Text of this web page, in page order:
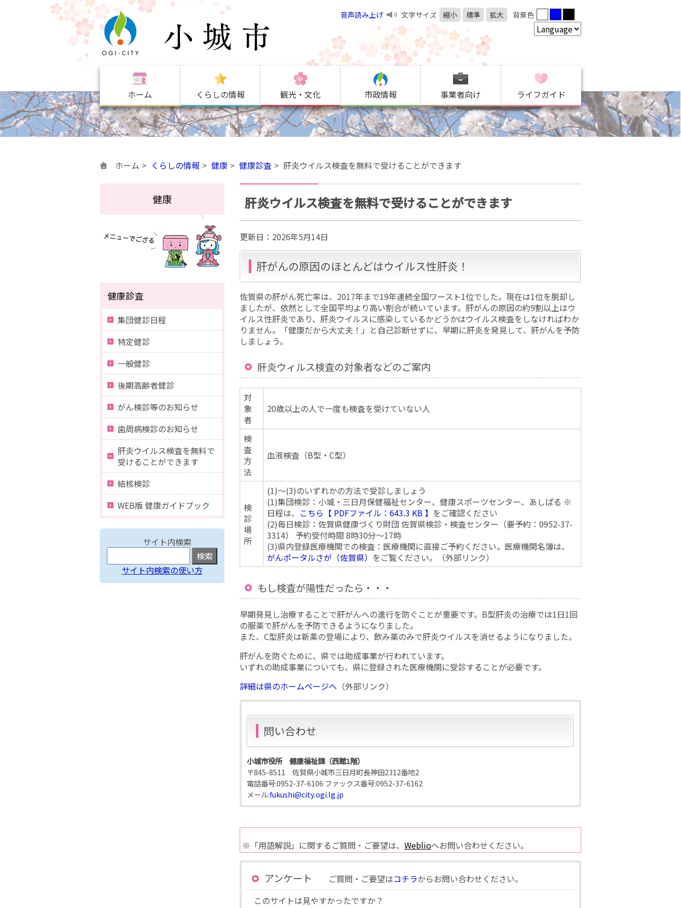
音声読み上げ 文字サイズ 縮小 標準 拡大 背景色
ホーム くらしの情報 観光・文化 市政情報 事業者向け ライフガイド
ホーム くらしの情報 健康 健康診査 肝炎ウイルス検査を無料で受けることができます
肝炎ウイルス検査を無料で受けることができます
更新日： 2026年5月14日
肝がんの原因のほとんどはウイルス性肝炎！
佐賀県の肝がん死亡率は、2017年まで19年連続全国ワースト1位でした。現在は1位を脱却し
ましたが、依然として全国平均より高い割合が続いています。肝がんの原因の約9割以上はウ
イルス性肝炎であり、肝炎ウイルスに感染しているかどうかはウイルス検査をしなければわか
りません。「健康だから大丈夫！」と自己診断せずに、早期に肝炎を発見して、肝がんを予防
しましょう。
肝炎ウィルス検査の対象者などのご案内
対
象
者
20歳以上の人で一度も検査を受けていない人
検
査
方
法
血液検査（B型・C型）
検
診
場
所
(1)〜(3)のいずれかの方法で受診しましょう
(1)集団検診：小城・三日月保健福祉センター、健康スポーツセンター、あしぱる ※
日程は、 こちら【 PDFファイル：643.3 KB 】 をご確認ください
(2)毎日検診：佐賀県健康づくり財団 佐賀県検診・検査センター（要予約：0952-37-
3314） 予約受付時間 8時30分〜17時
(3)県内登録医療機関での検査：医療機関に直接ご予約ください。医療機関名簿は、
がんポータルさが（佐賀県） をご覧ください。（外部リンク）
もし検査が陽性だったら・・・
早期発見し治療することで肝がんへの進行を防ぐことが重要です。B型肝炎の治療では1日1回
の服薬で肝がんを予防できるようになりました。
また、C型肝炎は新薬の登場により、飲み薬のみで肝炎ウイルスを消せるようになりました。
肝がんを防ぐために、県では助成事業が行われています。
いずれの助成事業についても、県に登録された医療機関に受診することが必要です。
詳細は県のホームページへ （外部リンク）
問い合わせ
小城市役所 健康福祉課（西館1階）
〒845-8511 佐賀県小城市三日月町長神田2312番地2
電話番号:0952-37-6106 ファックス番号:0952-37-6162
メール:fukushi@city.ogi.lg.jp
※「用語解説」に関するご質問・ご要望は、 Weblioへお問い合わせください。
アンケート ご質問・ご要望はコチラからお問い合わせください。
このサイトは見やすかったですか？
健康
健康診査
集団健診日程
特定健診
一般健診
後期高齢者健診
がん検診等のお知らせ
歯周病検診のお知らせ
肝炎ウイルス検査を無料で
受けることができます
結核検診
WEB版 健康ガイドブック
サイト内検索
サイト内検索の使い方